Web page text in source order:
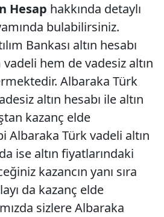
Hesap hakkında detaylı
bulabilirsiniz.
Bankası altın hesabı
hem de vadesiz altın
Albaraka Türk
altın hesabı ile altın
kazanç elde
Albaraka Türk vadeli altın
ise altın fiyatlarındaki
kazancın yanı sıra
da kazanç elde
sizlere Albaraka